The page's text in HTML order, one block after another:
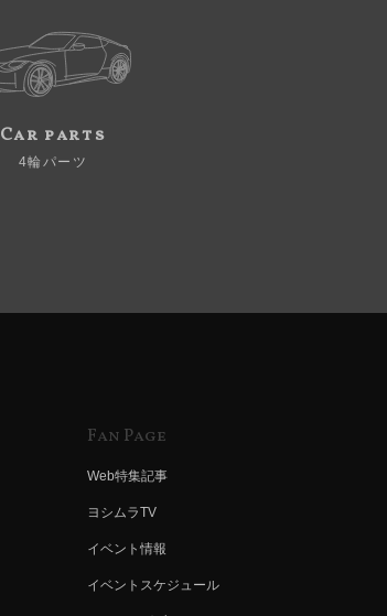
Car parts
4輪パーツ
Fan Page
Web特集記事
ヨシムラTV
イベント情報
イベントスケジュール